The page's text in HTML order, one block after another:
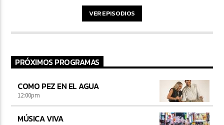
VER EPISODIOS
PRÓXIMOS PROGRAMAS
COMO PEZ EN EL AGUA
12:00pm
MÚSICA VIVA